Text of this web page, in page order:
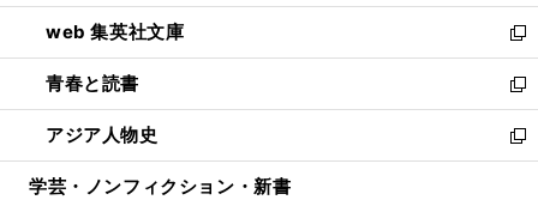
ン
ド
ウ
で
開
く
ウ
ィ
ン
ド
ウ
で
開
し
い
ウ
ィ
ン
ド
ウ
web 集英社文庫
新
し
い
ウ
ィ
ン
青春と読書
新
し
い
ウ
アジア人物史
新
し
学芸・ノンフィクション・新書